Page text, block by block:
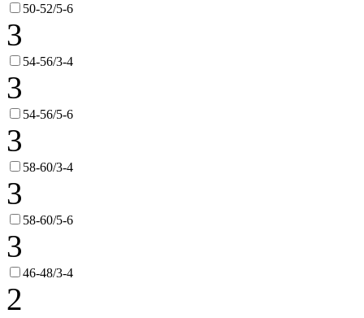
50-52/5-6
3
54-56/3-4
3
54-56/5-6
3
58-60/3-4
3
58-60/5-6
3
46-48/3-4
2